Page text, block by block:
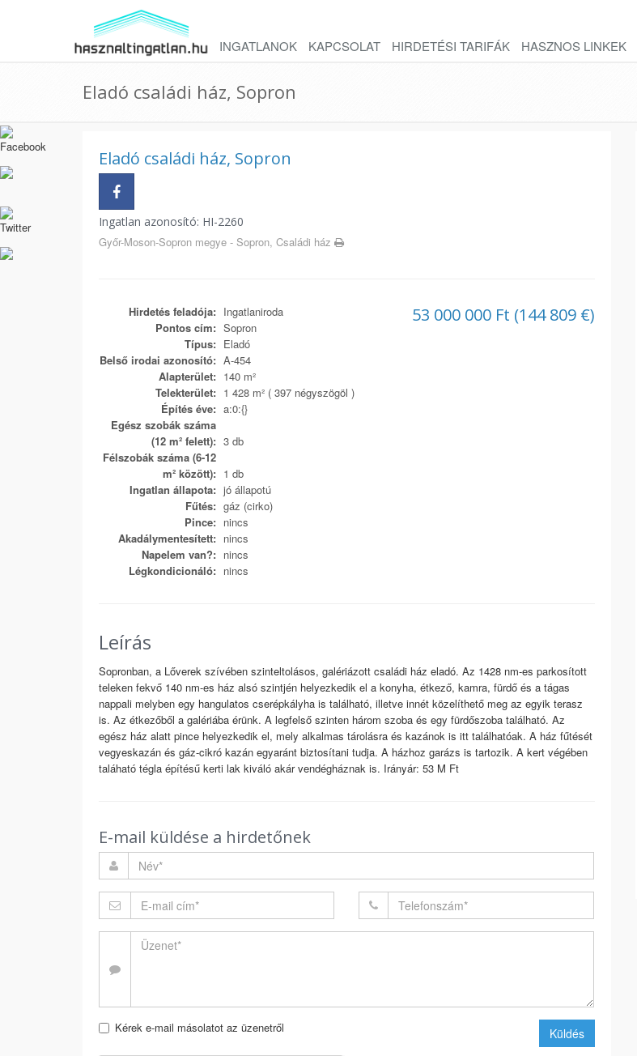
INGATLANOK KAPCSOLAT HIRDETÉSI TARIFÁK HASZNOS LINKEK
Eladó családi ház, Sopron
Eladó családi ház, Sopron
Ingatlan azonosító: HI-2260
Győr-Moson-Sopron megye - Sopron, Családi ház
53 000 000 Ft (144 809 €)
Hirdetés feladója: Ingatlaniroda
Pontos cím: Sopron
Típus: Eladó
Belső irodai azonosító: A-454
Alapterület: 140 m²
Telekterület: 1 428 m² ( 397 négyszögöl )
Építés éve: a:0:{}
Egész szobák száma
(12 m² felett): 3 db
Félszobák száma (6-12
m² között): 1 db
Ingatlan állapota: jó állapotú
Fűtés: gáz (cirko)
Pince: nincs
Akadálymentesített: nincs
Napelem van?: nincs
Légkondicionáló: nincs
Leírás
Sopronban, a Lőverek szívében szinteltolásos, galériázott családi ház eladó. Az 1428 nm-es parkosított
teleken fekvő 140 nm-es ház alsó szintjén helyezkedik el a konyha, étkező, kamra, fürdő és a tágas
nappali melyben egy hangulatos cserépkályha is található, illetve innét közelíthető meg az egyik terasz
is. Az étkezőből a galériába érünk. A legfelső szinten három szoba és egy fürdőszoba található. Az
egész ház alatt pince helyezkedik el, mely alkalmas tárolásra és kazánok is itt találhatóak. A ház fűtését
vegyeskazán és gáz-cikró kazán egyaránt biztosítani tudja. A házhoz garázs is tartozik. A kert végében
taláható tégla építésű kerti lak kiváló akár vendégháznak is. Irányár: 53 M Ft
E-mail küldése a hirdetőnek
Kérek e-mail másolatot az üzenetről Küldés